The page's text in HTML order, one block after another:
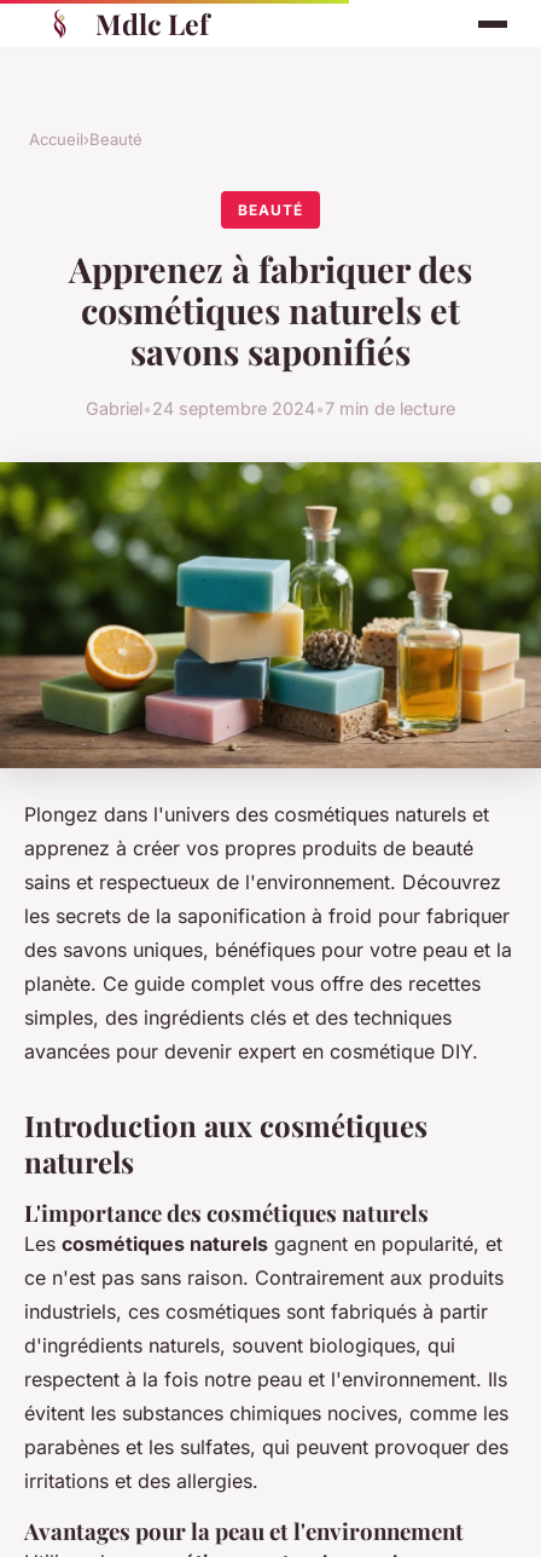
Mdlc Lef
Accueil›Beauté
BEAUTÉ
Apprenez à fabriquer des
cosmétiques naturels et
savons saponifiés
Gabriel•24 septembre 2024•7 min de lecture
Plongez dans l'univers des cosmétiques naturels et
apprenez à créer vos propres produits de beauté
sains et respectueux de l'environnement. Découvrez
les secrets de la saponification à froid pour fabriquer
des savons uniques, bénéfiques pour votre peau et la
planète. Ce guide complet vous offre des recettes
simples, des ingrédients clés et des techniques
avancées pour devenir expert en cosmétique DIY.
Introduction aux cosmétiques
naturels
L'importance des cosmétiques naturels
Les cosmétiques naturels gagnent en popularité, et
ce n'est pas sans raison. Contrairement aux produits
industriels, ces cosmétiques sont fabriqués à partir
d'ingrédients naturels, souvent biologiques, qui
respectent à la fois notre peau et l'environnement. Ils
évitent les substances chimiques nocives, comme les
parabènes et les sulfates, qui peuvent provoquer des
irritations et des allergies.
Avantages pour la peau et l'environnement